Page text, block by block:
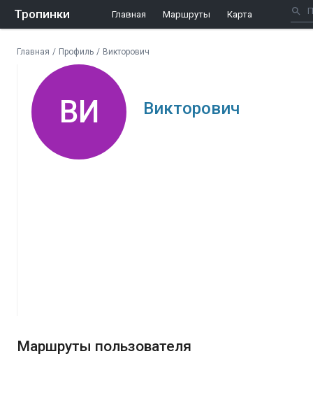
Тропинки Главная Маршруты Карта
Главная / Профиль / Викторович
ВИ Викторович
Маршруты пользователя